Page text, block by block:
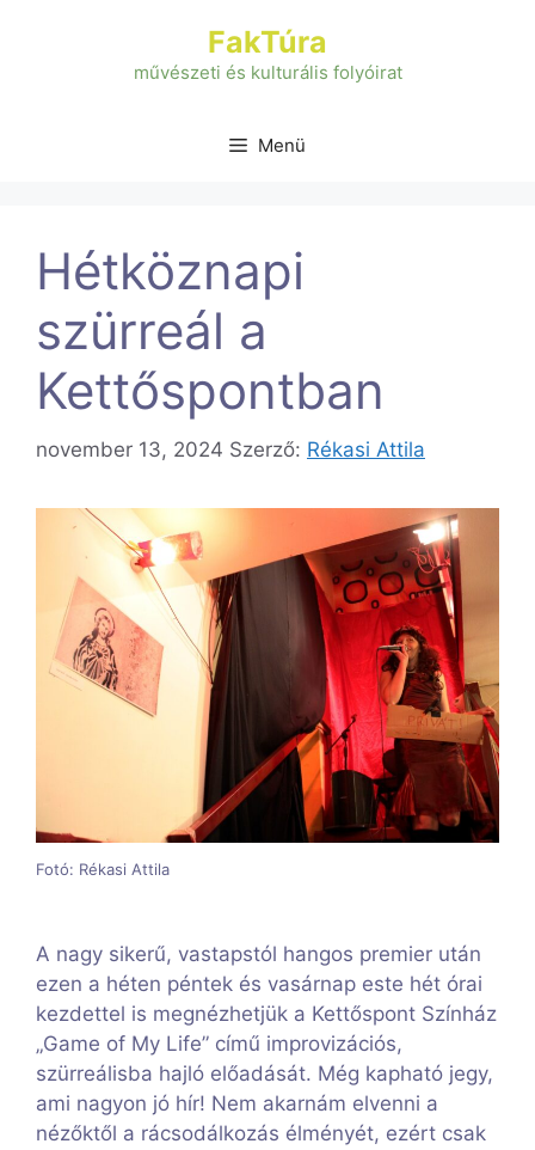
FakTúra
művészeti és kulturális folyóirat
Menü
Hétköznapi
szürreál a
Kettőspontban
november 13, 2024 Szerző: Rékasi Attila
Fotó: Rékasi Attila
A nagy sikerű, vastapstól hangos premier után
ezen a héten péntek és vasárnap este hét órai
kezdettel is megnézhetjük a Kettőspont Színház
„Game of My Life” című improvizációs,
szürreálisba hajló előadását. Még kapható jegy,
ami nagyon jó hír! Nem akarnám elvenni a
nézőktől a rácsodálkozás élményét, ezért csak